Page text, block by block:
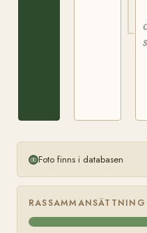
Foto finns i databasen
RASSAMMANSÄTTNING